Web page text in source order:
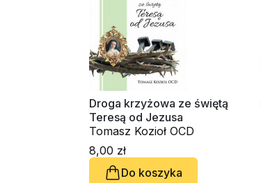
Droga krzyżowa ze świętą
Teresą od Jezusa
Tomasz Kozioł OCD
8,00 zł
Do koszyka